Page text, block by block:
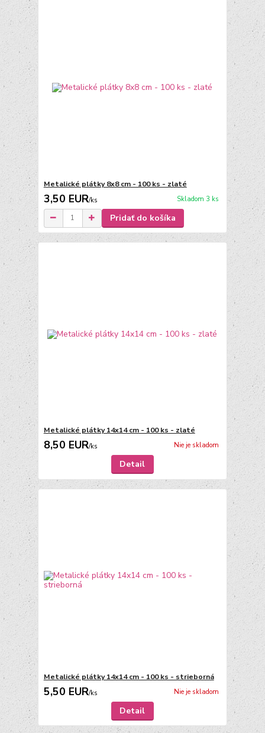
Metalické plátky 8x8 cm - 100 ks - zlaté
3,50 EUR/ks Skladom 3 ks
Pridať do košíka
Metalické plátky 14x14 cm - 100 ks - zlaté
8,50 EUR/ks Nie je skladom
Detail
Metalické plátky 14x14 cm - 100 ks - strieborná
5,50 EUR/ks Nie je skladom
Detail